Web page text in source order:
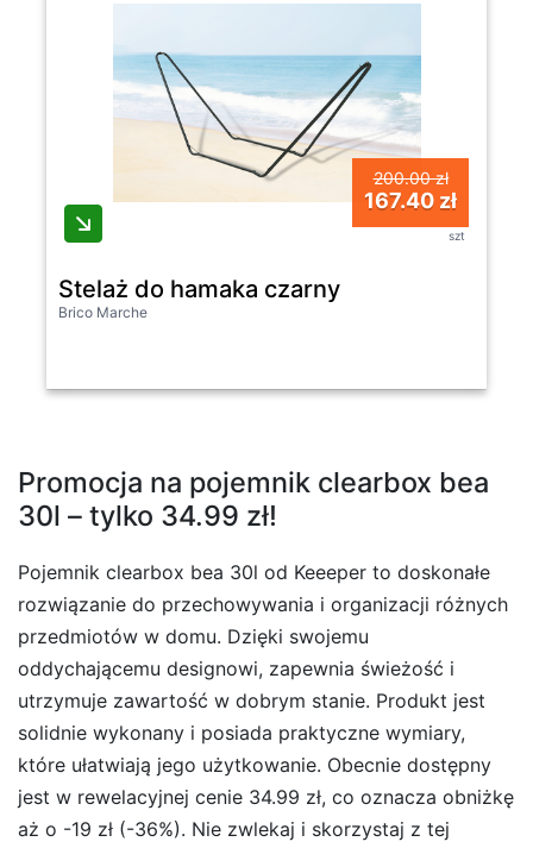
200.00 zł
167.40 zł
szt
Stelaż do hamaka czarny
Brico Marche
Promocja na pojemnik clearbox bea
30l – tylko 34.99 zł!
Pojemnik clearbox bea 30l od Keeeper to doskonałe
rozwiązanie do przechowywania i organizacji różnych
przedmiotów w domu. Dzięki swojemu
oddychającemu designowi, zapewnia świeżość i
utrzymuje zawartość w dobrym stanie. Produkt jest
solidnie wykonany i posiada praktyczne wymiary,
które ułatwiają jego użytkowanie. Obecnie dostępny
jest w rewelacyjnej cenie 34.99 zł, co oznacza obniżkę
aż o -19 zł (-36%). Nie zwlekaj i skorzystaj z tej